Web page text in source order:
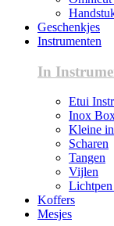
Geschenkjes
Instrumenten
In
Etui
Inox
Kleine
Scharen
Tangen
Vijlen
Koffers
Mesjes